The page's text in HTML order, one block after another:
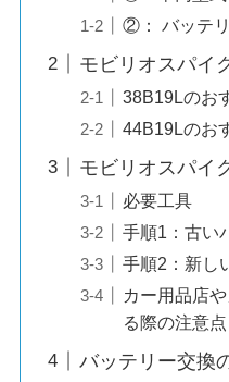
②： バッテ
モビリオスパイ
38B19Lのお
44B19Lのお
モビリオスパイ
必要工具
手順1：古い
手順2：新し
カー用品店
る際の注意点
バッテリー交換